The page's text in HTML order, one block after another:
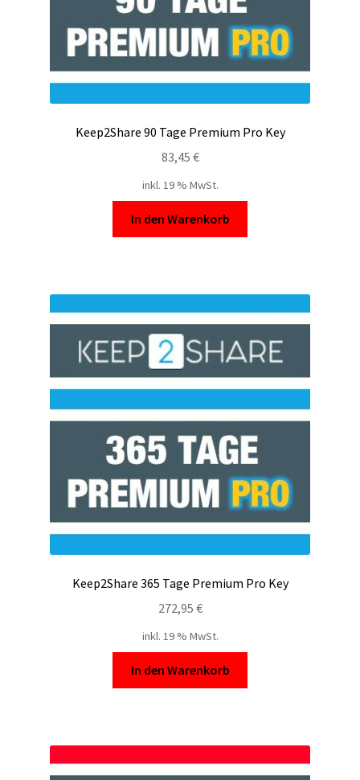
Keep2Share 90 Tage Premium Pro Key
83,45 €
inkl. 19 % MwSt.
In den Warenkorb
Keep2Share 365 Tage Premium Pro Key
272,95 €
inkl. 19 % MwSt.
In den Warenkorb